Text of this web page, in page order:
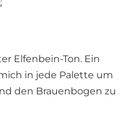
Elfenbein-Ton. Ein
in jede Palette um
den Brauenbogen zu